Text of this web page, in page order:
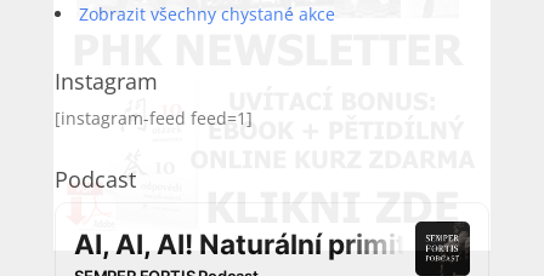
Zobrazit všechny chystané akce
Instagram
[instagram-feed feed=1]
Podcast